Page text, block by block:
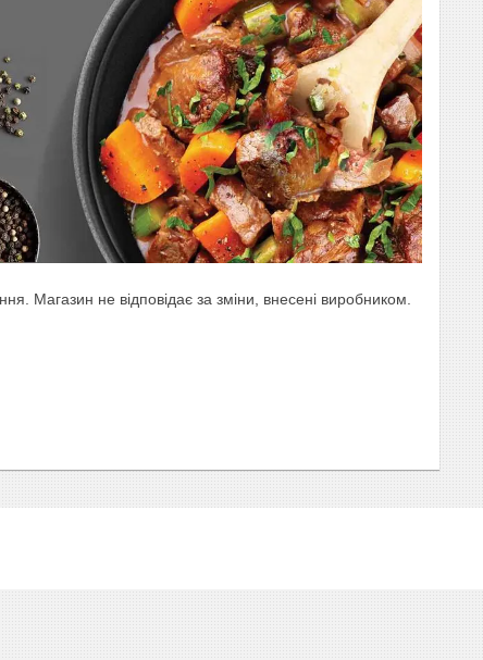
Магазин не відповідає за зміни, внесені виробником.